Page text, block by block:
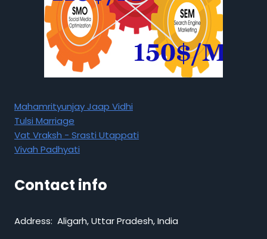
Mahamrityunjay Jaap Vidhi
Tulsi Marriage
Vat Vraksh - Srasti Utappati
Vivah Padhyati
Contact info
Address: Aligarh, Uttar Pradesh, India